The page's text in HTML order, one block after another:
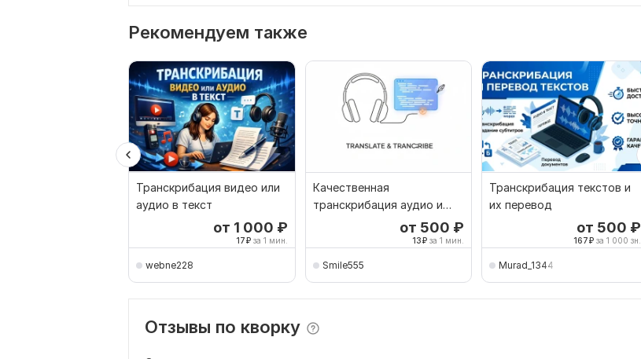
Рекомендуем также
Транскрибация видео или
аудио в текст
от 1 000 ₽
17₽за 1 мин.
webne228
Качественная
транскрибация аудио и
видео перевод RU-EN
от 500 ₽
13₽ за 1 мин.
Smile555
Транскрибация текстов и
их перевод
от 500 ₽
167₽за 1 000 зн.
Murad_1344
Отзывы по кворку